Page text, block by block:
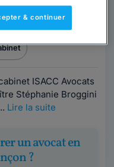
Besançon
25000
ISACC Avocats
Stéphanie Broggini
Lire la suite
un avocat en
?
& continuer